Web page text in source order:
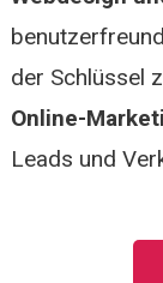
der Schlüssel
Online-
Leads und